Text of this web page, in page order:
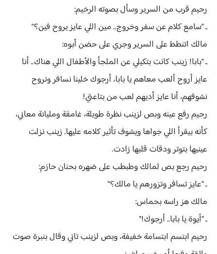
رحيم قرب من السرير وسأل بصوته الرخيم:
ـ "سامع كلام عن سفر وخروج.. مين اللي عايز يروح فين؟"
مالك اتنطط على السرير وجري على حضن أبوه:
ـ "بابا! زينب كانت بتكيلي عن الملجأ والأطفال اللي هناك.. أنا
عايز أروح ألعب معاهم يا بابا، أرجوك خلينا نسافر ونروح
نشوفهم، أنا عايز أديهم لعب من بتاعتي!
رحيم رفع عينه وبص لزينب نظرة طويلة، غامقة ومليانة معاني،
كأنه بيقرأ اللي جواها ويشوف تأثير كلامه عليها. زينب نزلت
عينيها بتوتر ودقات قلبها زادت.
رحيم رجع بص لمالك وطبطب على ضهره بحنان حازم:
ـ "عايز تسافر وتزورهم يا مالك؟"
مالك هز راسه بحماس:
ـ "أيوة يا بابا.. أرجوك!"
رحيم ابتسم ابتسامة خفيفة، وبص لزينب تاني وقال بنبرة صوت